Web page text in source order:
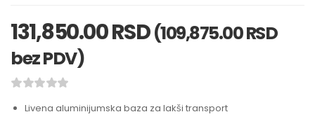
131,850.00RSD (109,875.00RSD
bez PDV)
Livena aluminijumska baza za lakši transport